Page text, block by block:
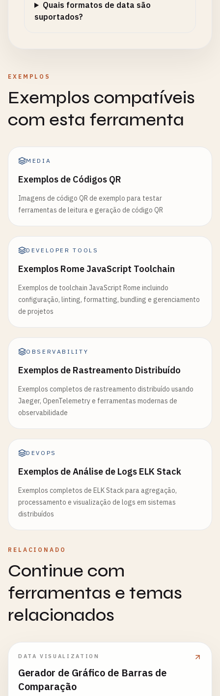
Quais formatos de data são
suportados?
EXEMPLOS
Exemplos compatíveis
com esta ferramenta
MEDIA
Exemplos de Códigos QR
Imagens de código QR de exemplo para testar
ferramentas de leitura e geração de código QR
DEVELOPER TOOLS
Exemplos Rome JavaScript Toolchain
Exemplos de toolchain JavaScript Rome incluindo
configuração, linting, formatting, bundling e gerenciamento
de projetos
OBSERVABILITY
Exemplos de Rastreamento Distribuído
Exemplos completos de rastreamento distribuído usando
Jaeger, OpenTelemetry e ferramentas modernas de
observabilidade
DEVOPS
Exemplos de Análise de Logs ELK Stack
Exemplos completos de ELK Stack para agregação,
processamento e visualização de logs em sistemas
distribuídos
RELACIONADO
Continue com
ferramentas e temas
relacionados
DATA VISUALIZATION
Gerador de Gráfico de Barras de
Comparação